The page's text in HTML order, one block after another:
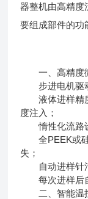
器整机由高精度
要组成部件的功
一、高精度
步进电机驱
液体进样精度
度注入；
惰性化流路
全PEEK或硅
失；
自动进样针
每次进样后自
二、智能温